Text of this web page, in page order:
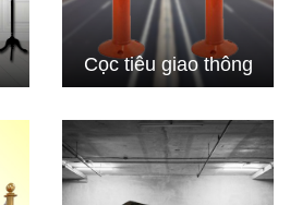
Cọc tiêu giao thông